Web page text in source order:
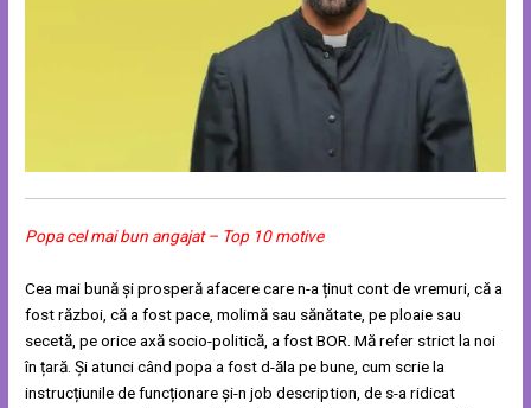
Popa cel mai bun angajat – Top 10 motive
Cea mai bună și prosperă afacere care n-a ținut cont de vremuri, că a
fost război, că a fost pace, molimă sau sănătate, pe ploaie sau
secetă, pe orice axă socio-politică, a fost BOR. Mă refer strict la noi
în țară. Și atunci când popa a fost d-ăla pe bune, cum scrie la
instrucțiunile de funcționare și-n job description, de s-a ridicat